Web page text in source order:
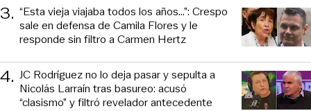
3. “Esta vieja viajaba todos los años...”: Crespo
sale en defensa de Camila Flores y le
responde sin filtro a Carmen Hertz
4. JC Rodríguez no lo deja pasar y sepulta a
Nicolás Larraín tras basureo: acusó
“clasismo” y filtró revelador antecedente